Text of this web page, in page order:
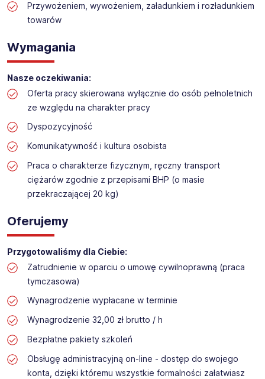
stanowisko:
WYKŁADANIE TOWARU w sklepie kosmetycznym
Lokalizacja: Otwock
Przywożeniem, wywożeniem, załadunkiem i rozładunkiem
towarów
Wymagania
Nasze oczekiwania:
Oferta pracy skierowana wyłącznie do osób pełnoletnich
ze względu na charakter pracy
Dyspozycyjność
Komunikatywność i kultura osobista
Praca o charakterze fizycznym, ręczny transport
ciężarów zgodnie z przepisami BHP (o masie
przekraczającej 20 kg)
Oferujemy
Przygotowaliśmy dla Ciebie:
Zatrudnienie w oparciu o umowę cywilnoprawną (praca
tymczasowa)
Wynagrodzenie wypłacane w terminie
Wynagrodzenie 32,00 zł brutto / h
Bezpłatne pakiety szkoleń
Obsługę administracyjną on-line - dostęp do swojego
konta, dzięki któremu wszystkie formalności załatwiasz